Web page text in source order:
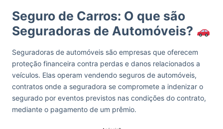
Seguro de Carros: O que são
Seguradoras de Automóveis?
Seguradoras de automóveis são empresas que oferecem
proteção financeira contra perdas e danos relacionados a
veículos. Elas operam vendendo seguros de automóveis,
contratos onde a seguradora se compromete a indenizar o
segurado por eventos previstos nas condições do contrato,
mediante o pagamento de um prêmio.